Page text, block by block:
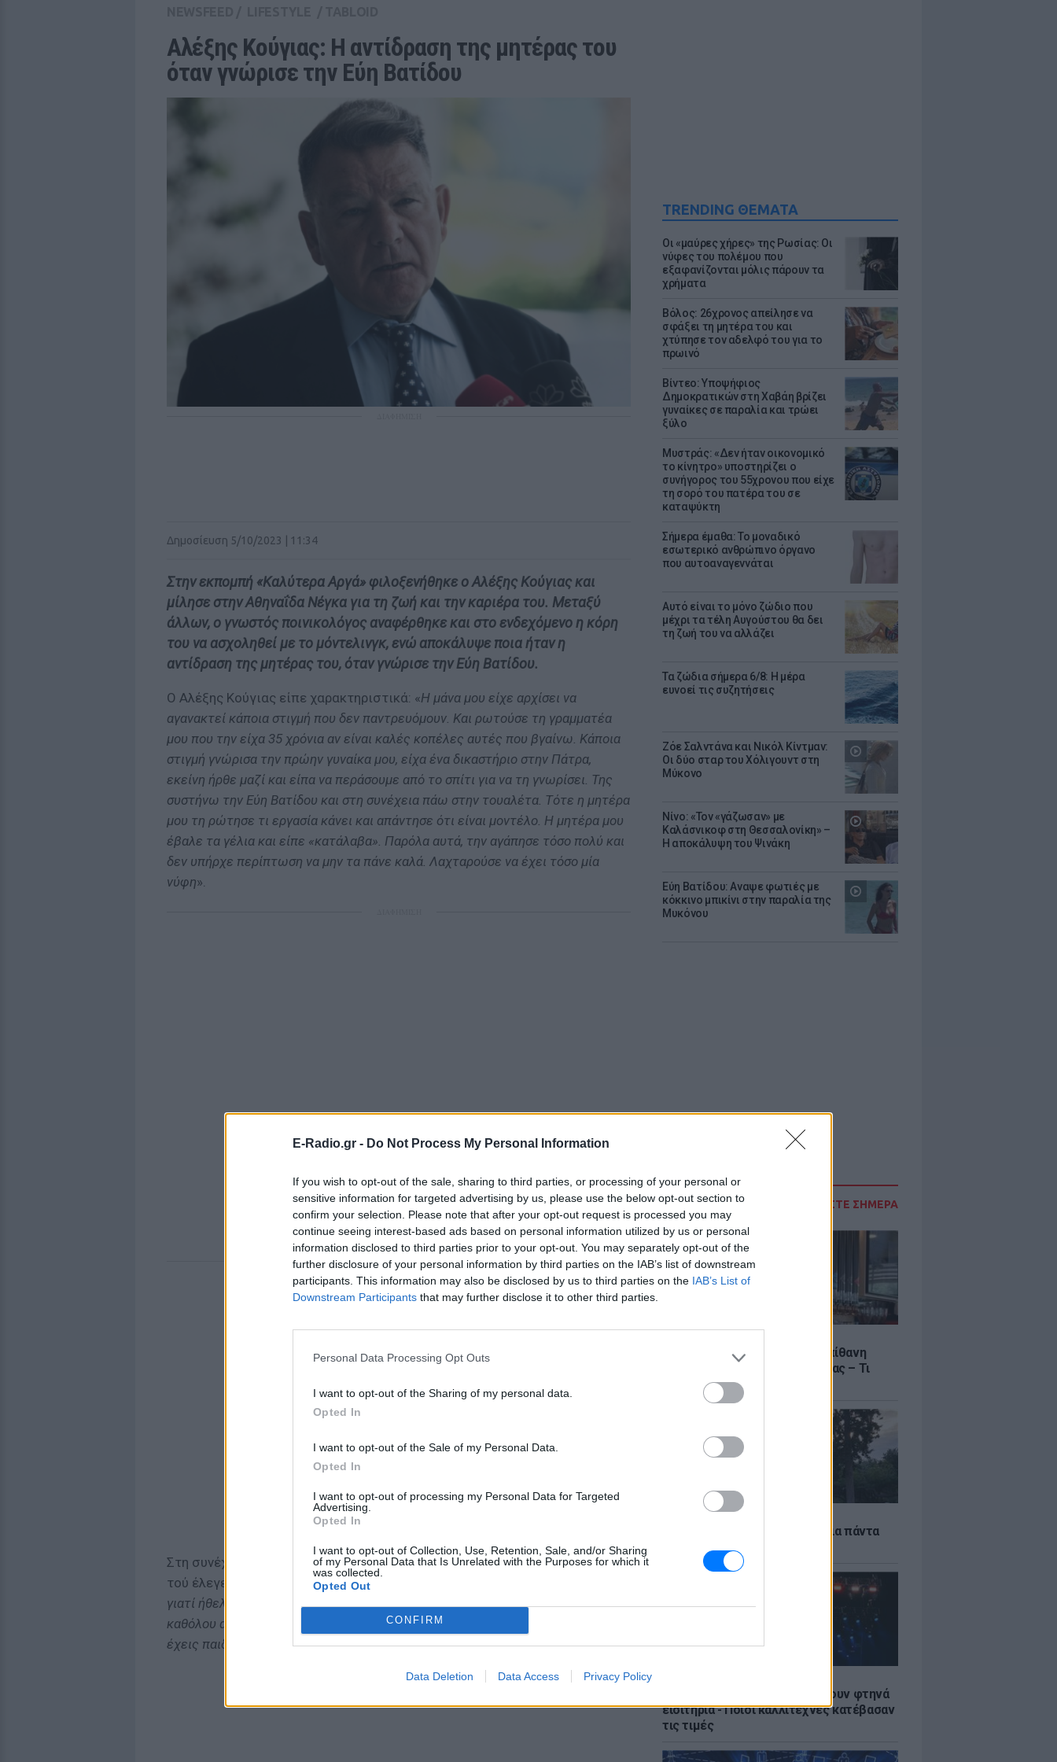
E-Radio.gr - Do Not Process My Personal Information
If you wish to opt-out of the sale, sharing to third parties, or processing of your personal or
sensitive information for targeted advertising by us, please use the below opt-out section to
confirm your selection. Please note that after your opt-out request is processed you may
continue seeing interest-based ads based on personal information utilized by us or personal
information disclosed to third parties prior to your opt-out. You may separately opt-out of the
further disclosure of your personal information by third parties on the IAB’s list of downstream
participants. This information may also be disclosed by us to third parties on the IAB’s List of
Downstream Participants that may further disclose it to other third parties.
Personal Data Processing Opt Outs
I want to opt-out of the Sharing of my personal data.
Opted In
I want to opt-out of the Sale of my Personal Data.
Opted In
I want to opt-out of processing my Personal Data for Targeted
Advertising.
Opted In
I want to opt-out of Collection, Use, Retention, Sale, and/or Sharing
of my Personal Data that Is Unrelated with the Purposes for which it
was collected.
Opted Out
CONFIRM
Data Deletion Data Access Privacy Policy
TRENDING ΘΕΜΑΤΑ
Οι «μαύρες χήρες» της Ρωσίας: Οι
νύφες του πολέμου που
εξαφανίζονται μόλις πάρουν τα
χρήματα
Βόλος: 26χρονος απείλησε να
σφάξει τη μητέρα του και
χτύπησε τον αδελφό του για το
πρωινό
Βίντεο: Υποψήφιος
Δημοκρατικών στη Χαβάη βρίζει
γυναίκες σε παραλία και τρώει
ξύλο
Μυστράς: «Δεν ήταν οικονομικό
το κίνητρο» υποστηρίζει ο
συνήγορος του 55χρονου που είχε
τη σορό του πατέρα του σε
καταψύκτη
Σήμερα έμαθα: Το μοναδικό
εσωτερικό ανθρώπινο όργανο
που αυτοαναγεννάται
Αυτό είναι το μόνο ζώδιο που
μέχρι τα τέλη Αυγούστου θα δει
τη ζωή του να αλλάζει
Τα ζώδια σήμερα 6/8: Η μέρα
ευνοεί τις συζητήσεις
Ζόε Σαλντάνα και Νικόλ Κίντμαν:
Οι δύο σταρ του Χόλιγουντ στη
Μύκονο
Νίνο: «Τον «γάζωσαν» με
Καλάσνικοφ στη Θεσσαλονίκη» –
Η αποκάλυψη του Ψινάκη
Εύη Βατίδου: Αναψε φωτιές με
κόκκινο μπικίνι στην παραλία της
Μυκόνου
ΔΙΑΒΑΣΤΕ ΣΗΜΕΡΑ
Ο Γιώργος Μανίκας έστησε απίθανη
φάρσα σε υπάλληλο καφετέριας – Τι
έγινε στο βίντεο
Ο αρχιτέκτονας που άλλαξε για πάντα
την Αθήνα
Οι συναυλίες επιτέλους βγάζουν φτηνά
εισιτήρια - Ποιοι καλλιτέχνες κατέβασαν
τις τιμές
Αλέξης Κούγιας: Η αντίδραση της μητέρας του
όταν γνώρισε την Εύη Βατίδου
Δημοσίευση 5/10/2023 | 11:34
Στην εκπομπή «Καλύτερα Αργά» φιλοξενήθηκε ο Αλέξης Κούγιας και
μίλησε στην Αθηναΐδα Νέγκα για τη ζωή και την καριέρα του. Μεταξύ
άλλων, ο γνωστός ποινικολόγος αναφέρθηκε και στο ενδεχόμενο η κόρη
του να ασχοληθεί με το μόντελινγκ, ενώ αποκάλυψε ποια ήταν η
αντίδραση της μητέρας του, όταν γνώρισε την Εύη Βατίδου.
Ο Αλέξης Κούγιας είπε χαρακτηριστικά: «Η μάνα μου είχε αρχίσει να
αγανακτεί κάποια στιγμή που δεν παντρευόμουν. Και ρωτούσε τη γραμματέα
μου που την είχα 35 χρόνια αν είναι καλές κοπέλες αυτές που βγαίνω. Κάποια
στιγμή γνώρισα την πρώην γυναίκα μου, είχα ένα δικαστήριο στην Πάτρα,
εκείνη ήρθε μαζί και είπα να περάσουμε από το σπίτι για να τη γνωρίσει. Της
συστήνω την Εύη Βατίδου και στη συνέχεια πάω στην τουαλέτα. Τότε η μητέρα
μου τη ρώτησε τι εργασία κάνει και απάντησε ότι είναι μοντέλο. Η μητέρα μου
έβαλε τα γέλια και είπε «κατάλαβα». Παρόλα αυτά, την αγάπησε τόσο πολύ και
δεν υπήρχε περίπτωση να μην τα πάνε καλά. Λαχταρούσε να έχει τόσο μία
νύφη».
Στη συνέχεια, ο Αλέξης Κούγιας εξήγησε πώς θα αντιδρούσε αν η κόρη του,
τού έλεγε πως θέλει να ασχοληθεί με το μόντελινγκ. «
γιατί ήθελα να δώσει προτεραιότητα στην παιδεία. Δε θέλω να κακίσω
καθόλου αυτά τα παιδιά, αλλά είναι ενοχλητικό να έχεις ομορφιά και να μην
έχεις παιδεία